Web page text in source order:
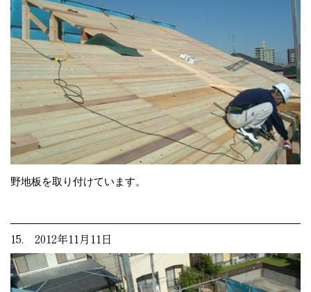
野地板を取り付けています。
15. 2012年11月11日